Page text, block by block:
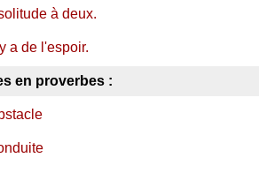
à deux.
a de l'espoir.
en proverbes :